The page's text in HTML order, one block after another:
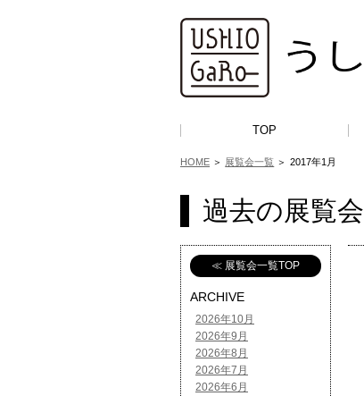
TOP
HOME ＞ 展覧会一覧 ＞ 2017年1月
過去の展覧会
≪ 展覧会一覧TOP
ARCHIVE
2026年10月
2026年9月
2026年8月
2026年7月
2026年6月